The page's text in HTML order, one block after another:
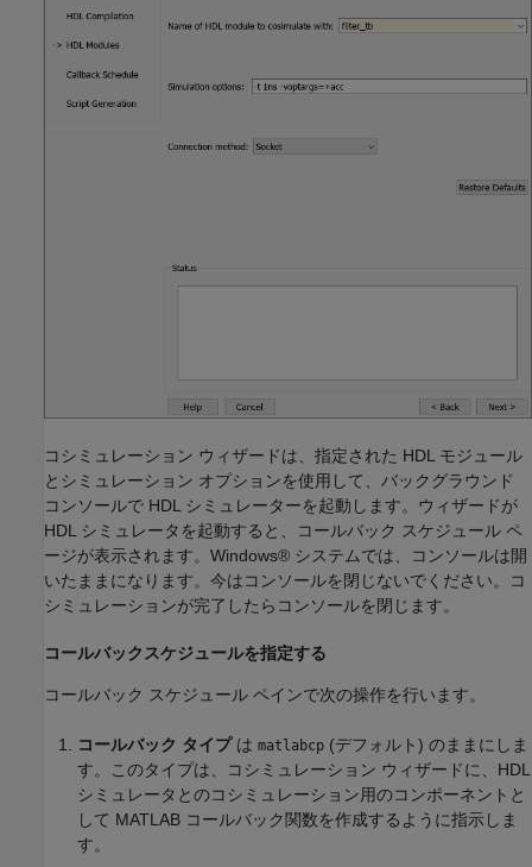
コシミュレーション ウィザードは、指定された HDL モジュール
とシミュレーション オプションを使用して、バックグラウンド
コンソールで HDL シミュレーターを起動します。ウィザードが
HDL シミュレータを起動すると、コールバック スケジュール ペ
ージが表示されます。Windows® システムでは、コンソールは開
いたままになります。今はコンソールを閉じないでください。コ
シミュレーションが完了したらコンソールを閉じます。
コールバックスケジュールを指定する
コールバック スケジュール ペインで次の操作を行います。
コールバック タイプは matlabcp (デフォルト) のままにしま
す。このタイプは、コシミュレーション ウィザードに、HDL
シミュレータとのコシミュレーション用のコンポーネントと
して MATLAB コールバック関数を作成するように指示しま
す。